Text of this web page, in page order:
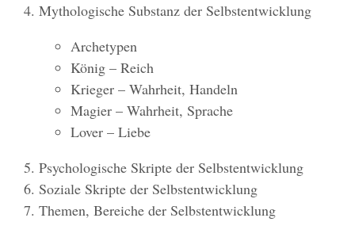
Mythologische Substanz der Selbstentwicklung
Archetypen
König – Reich
Krieger – Wahrheit, Handeln
Magier – Wahrheit, Sprache
Lover – Liebe
Psychologische Skripte der Selbstentwicklung
Soziale Skripte der Selbstentwicklung
Themen, Bereiche der Selbstentwicklung